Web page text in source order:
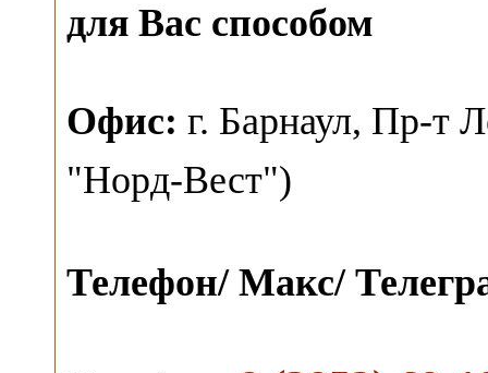
для Вас способом
Офис: г. Барнаул, Пр-т
"Норд-Вест")
Телефон/ Макс/